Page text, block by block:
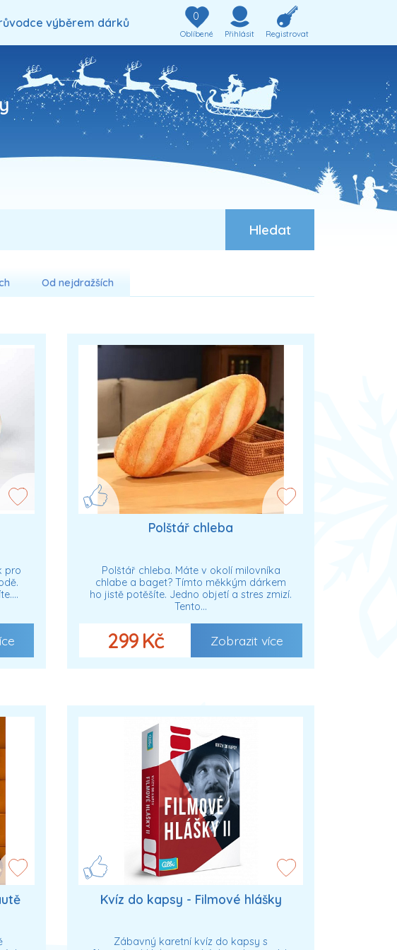
výběrem dárků 0
Oblíbené Přihlásit Registrovat
Od nejdražších
pro
Polštář chleba
Polštář chleba. Máte v okolí milovníka
chlabe a baget? Tímto měkkým dárkem
ho jistě potěšíte. Jedno objetí a stres zmizí.
Tento…
299 Kč Zobrazit více
Kvíz do kapsy - Filmové hlášky
Zábavný karetní kvíz do kapsy s